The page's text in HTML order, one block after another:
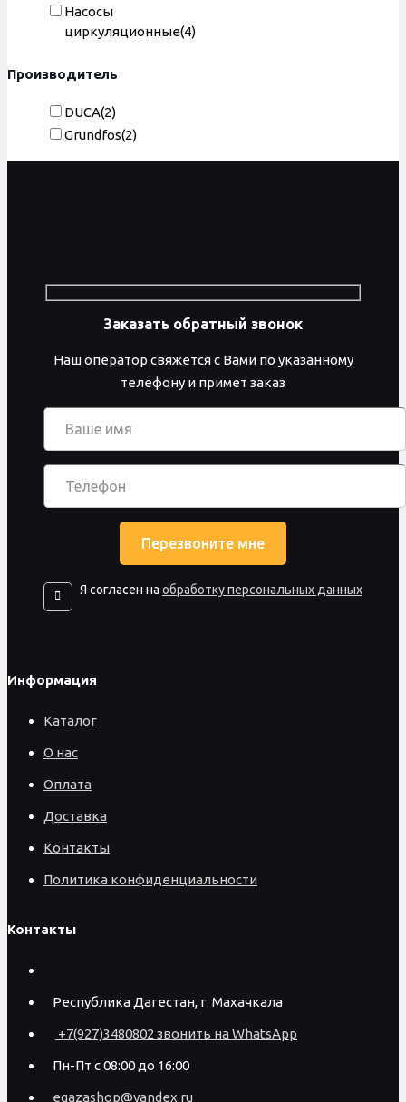
Насосы
циркуляционные(4)
Производитель
DUCA(2)
Grundfos(2)
Заказать обратный звонок
Наш оператор свяжется с Вами по указанному
телефону и примет заказ
Я согласен на обработку персональных данных
Информация
Каталог
О нас
Оплата
Доставка
Контакты
Политика конфиденциальности
Контакты
Республика Дагестан, г. Махачкала
+7(927)3480802 звонить на WhatsApp
Пн-Пт с 08:00 до 16:00
egazashop@yandex.ru